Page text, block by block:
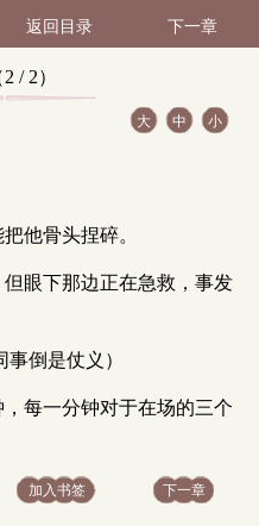
返回目录 下一章
/ 2）
大 中 小
他骨头捏碎。
眼下那边正在急救，事发
倒是仗义）
每一分钟对于在场的三个
加入书签 下一章